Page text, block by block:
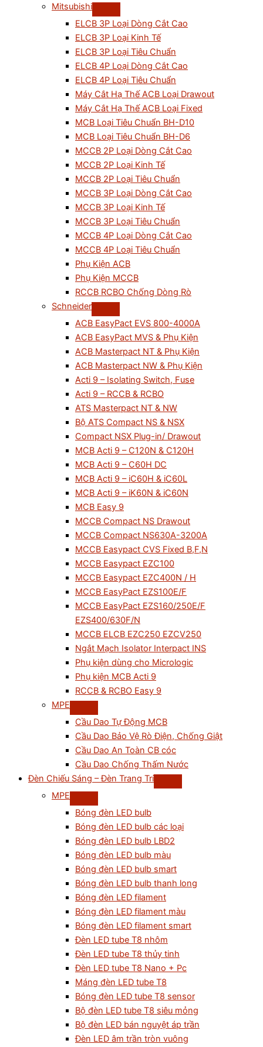
Mitsubishi
ELCB 3P Loại Dòng Cắt Cao
ELCB 3P Loại Kinh Tế
ELCB 3P Loại Tiêu Chuẩn
ELCB 4P Loại Dòng Cắt Cao
ELCB 4P Loại Tiêu Chuẩn
Máy Cắt Hạ Thế ACB Loại Drawout
Máy Cắt Hạ Thế ACB Loại Fixed
MCB Loại Tiêu Chuẩn BH-D10
MCB Loại Tiêu Chuẩn BH-D6
MCCB 2P Loại Dòng Cắt Cao
MCCB 2P Loại Kinh Tế
MCCB 2P Loại Tiêu Chuẩn
MCCB 3P Loại Dòng Cắt Cao
MCCB 3P Loại Kinh Tế
MCCB 3P Loại Tiêu Chuẩn
MCCB 4P Loại Dòng Cắt Cao
MCCB 4P Loại Tiêu Chuẩn
Phụ Kiện ACB
Phụ Kiện MCCB
RCCB RCBO Chống Dòng Rò
Schneider
ACB EasyPact EVS 800-4000A
ACB EasyPact MVS & Phụ Kiện
ACB Masterpact NT & Phụ Kiện
ACB Masterpact NW & Phụ Kiện
Acti 9 – Isolating Switch, Fuse
Acti 9 – RCCB & RCBO
ATS Masterpact NT & NW
Bộ ATS Compact NS & NSX
Compact NSX Plug-in/ Drawout
MCB Acti 9 – C120N & C120H
MCB Acti 9 – C60H DC
MCB Acti 9 – iC60H & iC60L
MCB Acti 9 – iK60N & iC60N
MCB Easy 9
MCCB Compact NS Drawout
MCCB Compact NS630A-3200A
MCCB Easypact CVS Fixed B,F,N
MCCB Easypact EZC100
MCCB Easypact EZC400N / H
MCCB EasyPact EZS100E/F
MCCB EasyPact EZS160/250E/F
EZS400/630F/N
MCCB ELCB EZC250 EZCV250
Ngắt Mạch Isolator Interpact INS
Phụ kiện dùng cho Micrologic
Phụ kiện MCB Acti 9
RCCB & RCBO Easy 9
MPE
Cầu Dao Tự Động MCB
Cầu Dao Bảo Vệ Rò Điện, Chống Giật
Cầu Dao An Toàn CB cóc
Cầu Dao Chống Thấm Nước
Đèn Chiếu Sáng – Đèn Trang Trí
MPE
Bóng đèn LED bulb
Bóng đèn LED bulb các loại
Bóng đèn LED bulb LBD2
Bóng đèn LED bulb màu
Bóng đèn LED bulb smart
Bóng đèn LED bulb thanh long
Bóng đèn LED filament
Bóng đèn LED filament màu
Bóng đèn LED filament smart
Đèn LED tube T8 nhôm
Đèn LED tube T8 thủy tinh
Đèn LED tube T8 Nano + Pc
Máng đèn LED tube T8
Bóng đèn LED tube T8 sensor
Bộ đèn LED tube T8 siêu mỏng
Bộ đèn LED bán nguyệt áp trần
Đèn LED âm trần tròn vuông